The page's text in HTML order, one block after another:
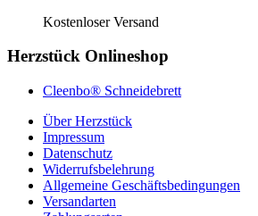
Kostenloser Versand
Herzstück Onlineshop
Cleenbo® Schneidebrett
Über Herzstück
Impressum
Datenschutz
Widerrufsbelehrung
Allgemeine Geschäftsbedingungen
Versandarten